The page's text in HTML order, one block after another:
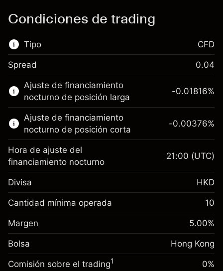
Condiciones de trading
Tipo
Este mercado financiero está disponible para
hacer trading con CFD.
Obtén más información sobre:
CFD
CFD
Spread 0.04
Ajuste de financiamiento
nocturno de posición larga
HK$1,000.00
Ajuste de
financiamiento
nocturno
Cargos por el valor total de
-0.018156%
(-HK$3.63)
Tamaño de la operación con apalancamiento
-0.01816%
Ajuste de financiamiento
nocturno de posición corta
Margen. Tu inversión
HK$1,000.00
Ajuste de
nocturno
Cargos por el valor total de
-0.003762 %
-0.00376%
Hora de ajuste del
financiamiento nocturno
21:00 (UTC)
Divisa HKD
Cantidad mínima operada 10
Margen 5.00%
Bolsa Hong Kong
Comisión sobre el trading1 0%